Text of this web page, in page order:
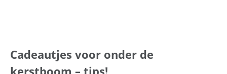
Cadeautjes voor onder de
kerstboom – tips!